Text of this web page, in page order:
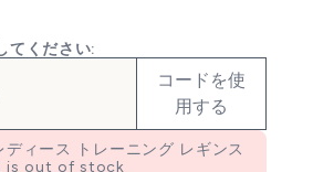
てください:
コードを使
用する
ィース トレーニング レギンス
is out of stock